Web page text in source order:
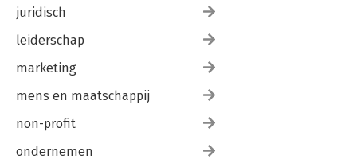
juridisch
leiderschap
marketing
mens en maatschappij
non-profit
ondernemen